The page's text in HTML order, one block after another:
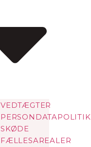
VEDTÆGTER
PERSONDATAPOLITIK
SKØDE
FÆLLESAREALER